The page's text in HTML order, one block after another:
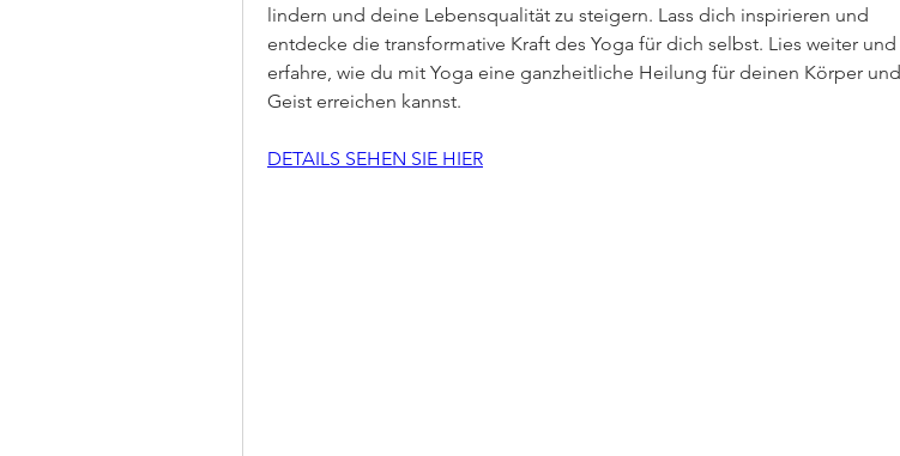
lindern und deine Lebensqualität zu steigern. Lass dich inspirieren und
entdecke die transformative Kraft des Yoga für dich selbst. Lies weiter und
erfahre, wie du mit Yoga eine ganzheitliche Heilung für deinen Körper und
Geist erreichen kannst.
DETAILS SEHEN SIE HIER